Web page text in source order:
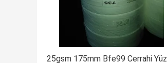
25gsm 175mm Bfe99 Cerrahi Yüz